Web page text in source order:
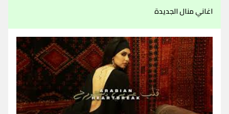
اغاني منال الجديدة